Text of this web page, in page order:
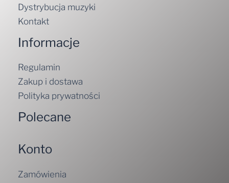
Dystrybucja muzyki
Kontakt
Informacje
Regulamin
Zakup i dostawa
Polityka prywatności
Polecane
Konto
Zamówienia